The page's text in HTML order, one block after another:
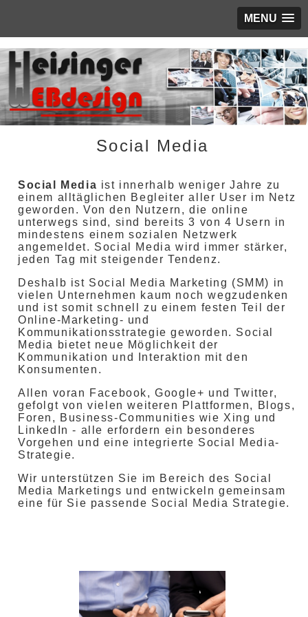
MENU
Social Media
Social Media ist innerhalb weniger Jahre zu
einem alltäglichen Begleiter aller User im Netz
geworden. Von den Nutzern, die online
unterwegs sind, sind bereits 3 von 4 Usern in
mindestens einem sozialen Netzwerk
angemeldet. Social Media wird immer stärker,
jeden Tag mit steigender Tendenz.
Deshalb ist Social Media Marketing (SMM) in
vielen Unternehmen kaum noch wegzudenken
und ist somit schnell zu einem festen Teil der
Online-Marketing- und
Kommunikationsstrategie geworden. Social
Media bietet neue Möglichkeit der
Kommunikation und Interaktion mit den
Konsumenten.
Allen voran Facebook, Google+ und Twitter,
gefolgt von vielen weiteren Plattformen, Blogs,
Foren, Business-Communities wie Xing und
LinkedIn - alle erfordern ein besonderes
Vorgehen und eine integrierte Social Media-
Strategie.
Wir unterstützen Sie im Bereich des Social
Media Marketings und entwickeln gemeinsam
eine für Sie passende Social Media Strategie.